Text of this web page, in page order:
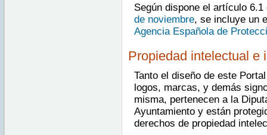
Según dispone el artículo
de noviembre, se incluye un
Agencia Española de
Propiedad intelectual e
Tanto el diseño de este
logos, marcas, y demás
misma, pertenecen a la
Ayuntamiento y están
derechos de propiedad